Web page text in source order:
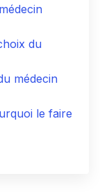
du
médecin
le faire